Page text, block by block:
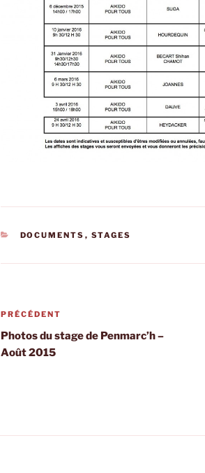
CATÉGORIES
DOCUMENTS , STAGES
Navigation
de
l’article
Article
précédent
PRÉCÉDENT
Photos du stage de Penmarc’h –
Août 2015